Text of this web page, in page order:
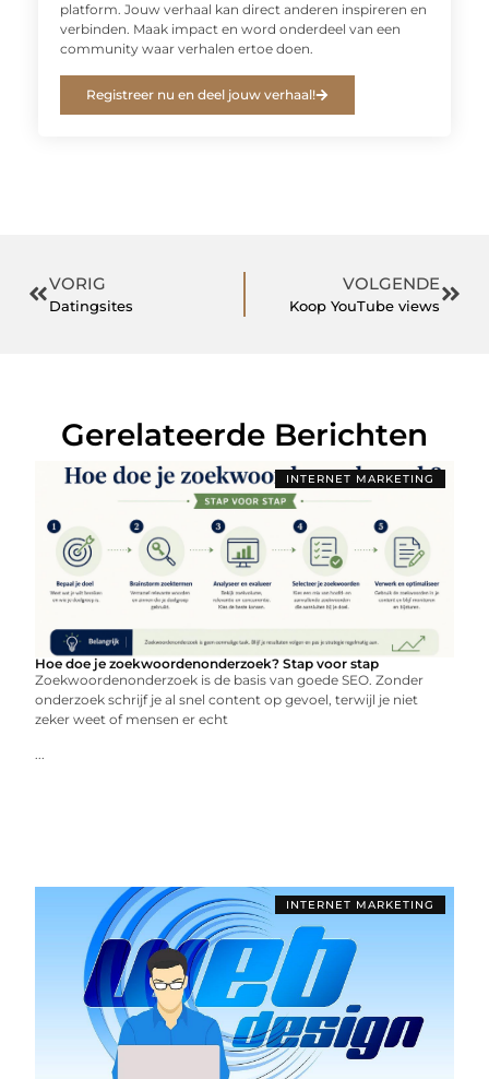
platform. Jouw verhaal kan direct anderen inspireren en
verbinden. Maak impact en word onderdeel van een
community waar verhalen ertoe doen.
Registreer nu en deel jouw verhaal!
VORIG
Datingsites
VOLGENDE
Koop YouTube views
Gerelateerde Berichten
INTERNET MARKETING
Hoe doe je zoekwoordenonderzoek? Stap voor stap
Zoekwoordenonderzoek is de basis van goede SEO. Zonder
onderzoek schrijf je al snel content op gevoel, terwijl je niet
zeker weet of mensen er echt
...
INTERNET MARKETING